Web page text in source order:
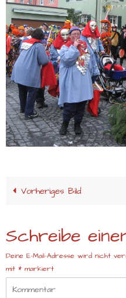
Vorheriges Bild
Schreibe
Deine E-Mail-Adresse wird nicht
mit * markiert